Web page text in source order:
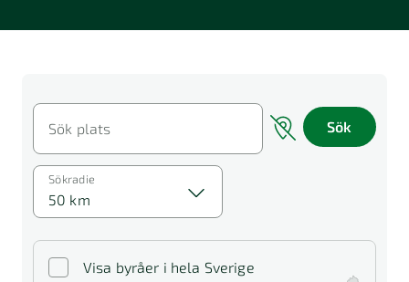
Sök plats Sök
Visa byråer i hela Sverige
Sökradie
50 km